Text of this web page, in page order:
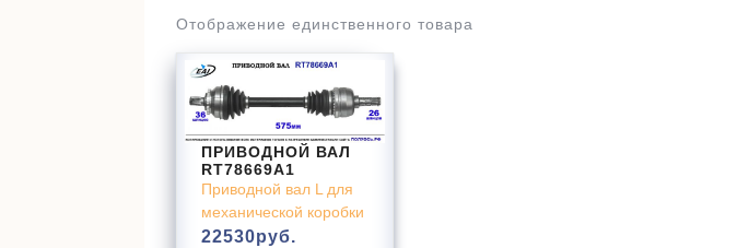
Отображение единственного товара
ПРИВОДНОЙ ВАЛ
RT78669A1
Приводной вал L для
механической коробки
22530руб.